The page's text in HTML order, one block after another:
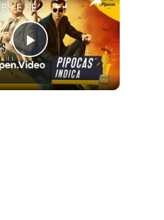
Play
Video
FILMES E SÉRIES PARA ASSISTIR NO AMAZON PRIME VIDEO | #PipocasIndica 7